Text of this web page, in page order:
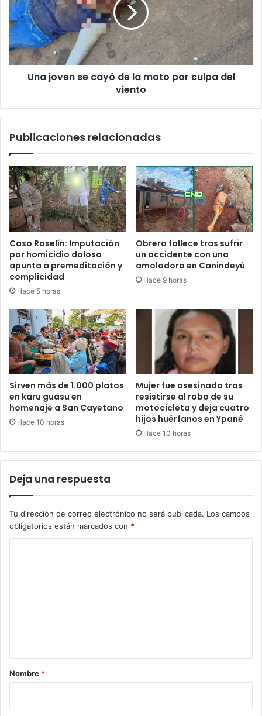
Una joven se cayó de la moto por culpa del
viento
Publicaciones relacionadas
Caso Roselín: Imputación
por homicidio doloso
apunta a premeditación y
complicidad
Hace 5 horas
Obrero fallece tras sufrir
un accidente con una
amoladora en Canindeyú
Hace 9 horas
Sirven más de 1.000 platos
en karu guasu en
homenaje a San Cayetano
Hace 10 horas
Mujer fue asesinada tras
resistirse al robo de su
motocicleta y deja cuatro
hijos huérfanos en Ypané
Hace 10 horas
Deja una respuesta
Tu dirección de correo electrónico no será publicada. Los campos
obligatorios están marcados con *
r
Nombre *